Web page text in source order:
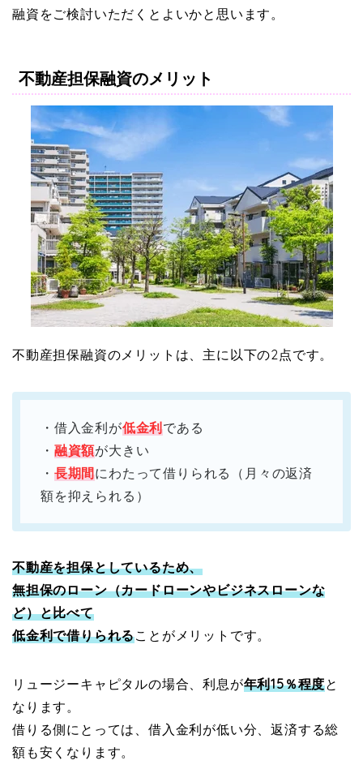
融資をご検討いただくとよいかと思います。
不動産担保融資のメリット
不動産担保融資のメリットは、主に以下の2点です。
・借入金利が低金利である
・ 融資額が大きい
・ 長期間にわたって借りられる（月々の返済
額を抑えられる）
不動産を担保としているため、
無担保のローン（カードローンやビジネスローンな
ど）と比べて
低金利で借りられることがメリットです。
リュージーキャピタルの場合、利息が年利15％程度と
なります。
借りる側にとっては、借入金利が低い分、返済する総
額も安くなります。